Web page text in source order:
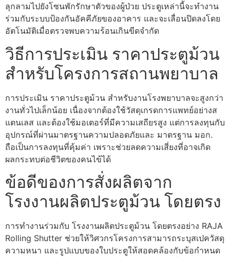
ลุกลามไปยังโซนพักรักษาตัวของผู้ป่วย ประตูเหล่านี้จะทำงาน
ร่วมกับระบบป้องกันอัคคีภัยของอาคาร และจะเลื่อนปิดลงโดย
อัตโนมัติเมื่อตรวจพบความร้อนเกินขีดจำกัด
วิธีการประเมิน ราคาประตูม้วน
สำหรับโครงการสถานพยาบาล
การประเมิน ราคาประตูม้วน สำหรับงานโรงพยาบาลจะสูงกว่า
งานทั่วไปเล็กน้อย เนื่องจากต้องใช้วัสดุเกรดการแพทย์อย่างส
แตนเลส และต้องใช้มอเตอร์ที่มีความเสถียรสูง แต่การลงทุนกับ
อุปกรณ์ที่ผ่านมาตรฐานความปลอดภัยและ มาตรฐาน มอก.
ถือเป็นการลงทุนที่คุ้มค่า เพราะช่วยลดความเสี่ยงที่อาจเกิด
ผลกระทบต่อชีวิตของคนไข้ได้
ข้อดีของการสั่งผลิตจาก
โรงงานผลิตประตูม้วน โดยตรง
การทำงานร่วมกับ โรงงานผลิตประตูม้วน โดยตรงอย่าง RAJA
Rolling Shutter ช่วยให้วิศวกรโครงการสามารถระบุสเปควัสดุ
ความหนา และรูปแบบของใบประตูให้สอดคล้องกับข้อกำหนด